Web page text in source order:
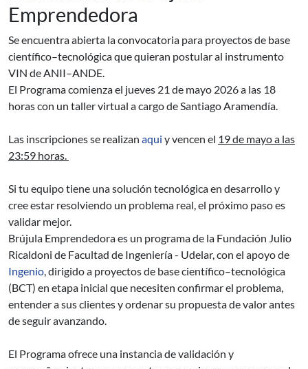
Emprendedora
Se encuentra abierta la convocatoria para proyectos de base
científico–tecnológica que quieran postular al instrumento
VIN de ANII–ANDE.
El Programa comienza el jueves 21 de mayo 2026 a las 18
horas con un taller virtual a cargo de Santiago Aramendía.
Las inscripciones se realizan aqui y vencen el 19 de mayo a las
23:59 horas.
Si tu equipo tiene una solución tecnológica en desarrollo y
cree estar resolviendo un problema real, el próximo paso es
validar mejor.
Brújula Emprendedora es un programa de la Fundación Julio
Ricaldoni de Facultad de Ingeniería - Udelar, con el apoyo de
Ingenio, dirigido a proyectos de base científico–tecnológica
(BCT) en etapa inicial que necesiten confirmar el problema,
entender a sus clientes y ordenar su propuesta de valor antes
de seguir avanzando.
El Programa ofrece una instancia de validación y